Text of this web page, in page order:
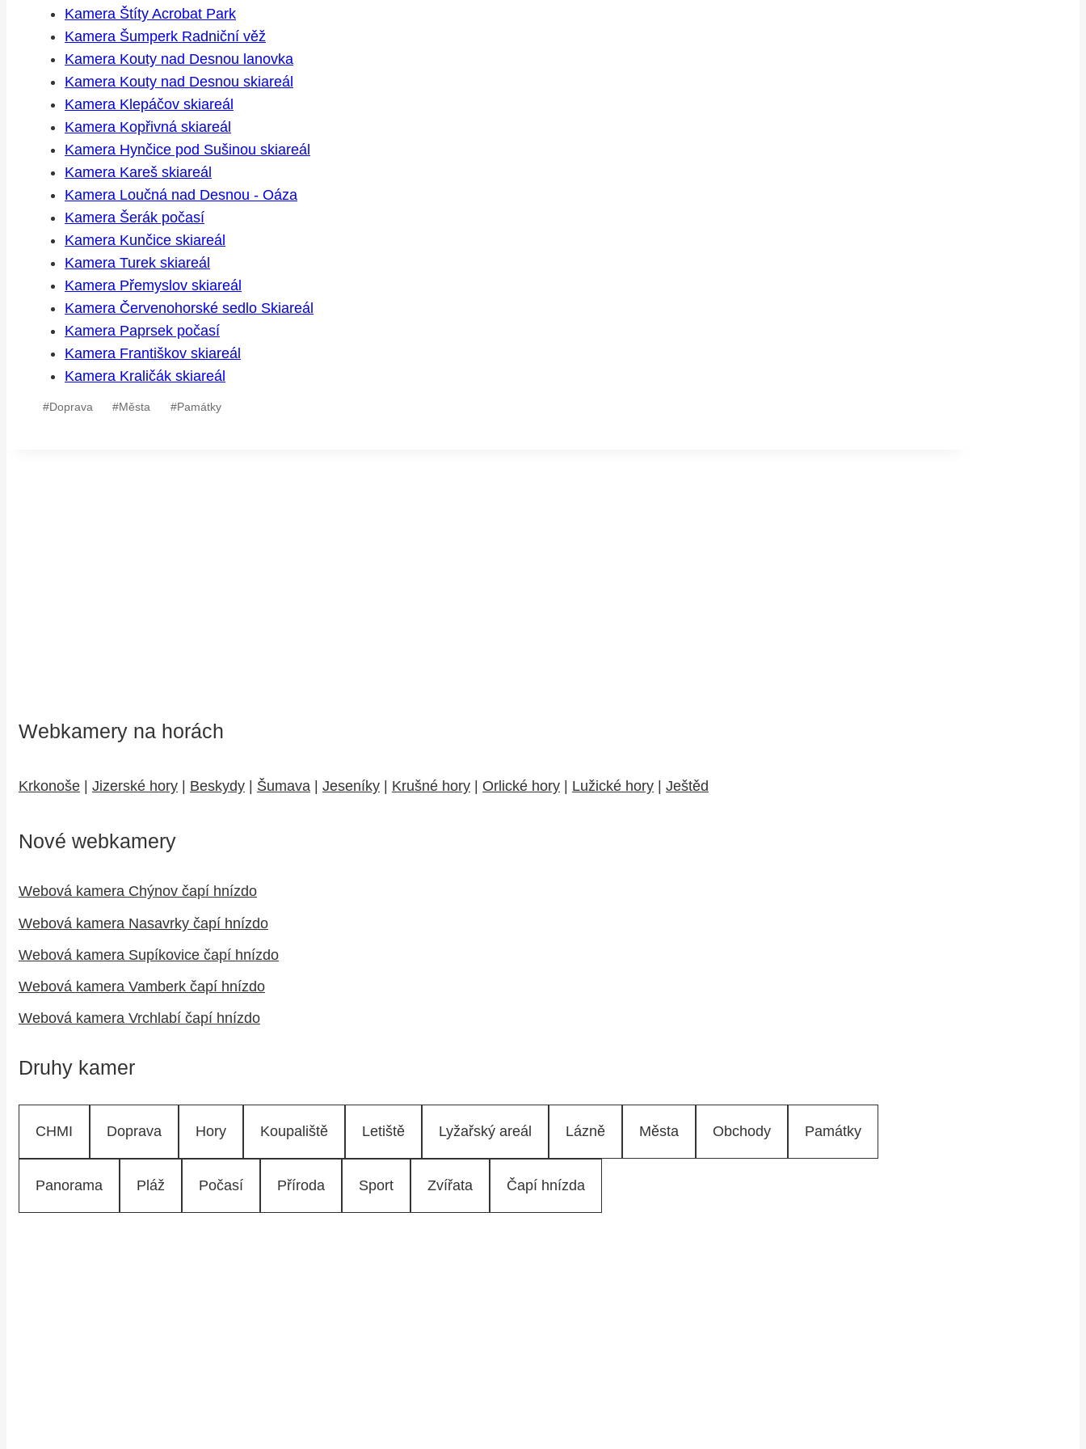
Kamera Štíty Acrobat Park
Kamera Šumperk Radniční věž
Kamera Kouty nad Desnou lanovka
Kamera Kouty nad Desnou skiareál
Kamera Klepáčov skiareál
Kamera Kopřivná skiareál
Kamera Hynčice pod Sušinou skiareál
Kamera Kareš skiareál
Kamera Loučná nad Desnou - Oáza
Kamera Šerák počasí
Kamera Kunčice skiareál
Kamera Turek skiareál
Kamera Přemyslov skiareál
Kamera Červenohorské sedlo Skiareál
Kamera Paprsek počasí
Kamera Františkov skiareál
Kamera Kraličák skiareál
#Doprava #Města #Památky
Webkamery na horách
Krkonoše Jizerské hory Beskydy Šumava Jeseníky Krušné hory Orlické hory Lužické hory Ještěd
Nové webkamery
Webová kamera Chýnov čapí hnízdo
Webová kamera Nasavrky čapí hnízdo
Webová kamera Supíkovice čapí hnízdo
Webová kamera Vamberk čapí hnízdo
Webová kamera Vrchlabí čapí hnízdo
Druhy kamer
CHMI Doprava Hory Koupaliště Letiště Lyžařský areál Lázně Města Obchody Památky
Panorama Pláž Počasí Příroda Sport Zvířata Čapí hnízda